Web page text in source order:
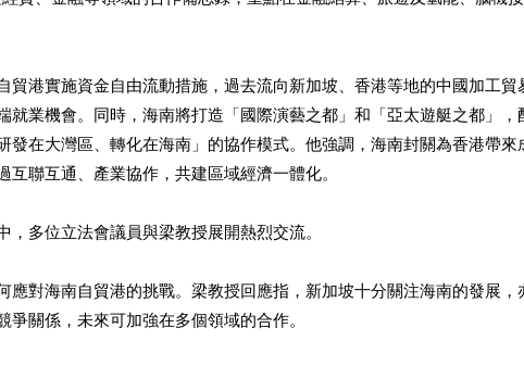
貿港實施資金自由流動措施，過去流向新加坡、香港等地的中國加工貿
就業機會。同時，海南將打造「國際演藝之都」和「亞太遊艇之都」
發在大灣區、轉化在海南」的協作模式。他強調，海南封關為香港帶來
聯互通、產業協作，共建區域經濟一體化。
多位立法會議員與梁教授展開熱烈交流。
應對海南自貿港的挑戰。梁教授回應指，新加坡十分關注海南的發展，
爭關係，未來可加強在多個領域的合作。